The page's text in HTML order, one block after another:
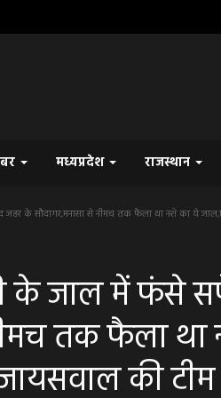
मध्यप्रदेश राजस्थान
के सौदागर,मनासा से नीमच तक फैला था नशे का ये
के जाल में फंसे
तक फैला
की टीम